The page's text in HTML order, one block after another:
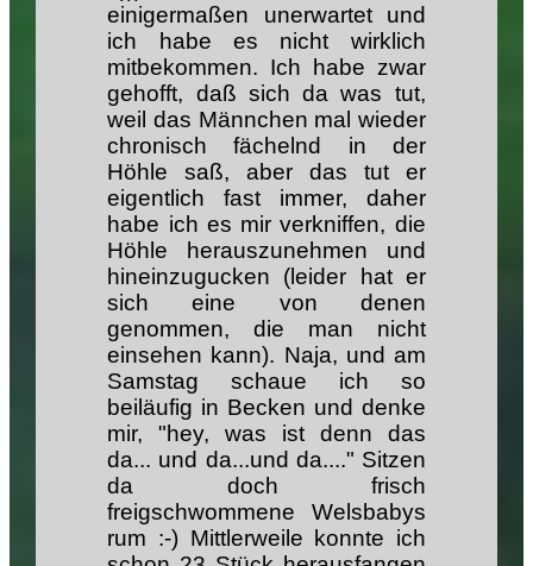
einigermaßen unerwartet und
ich habe es nicht wirklich
mitbekommen. Ich habe zwar
gehofft, daß sich da was tut,
weil das Männchen mal wieder
chronisch fächelnd in der
Höhle saß, aber das tut er
eigentlich fast immer, daher
habe ich es mir verkniffen, die
Höhle herauszunehmen und
hineinzugucken (leider hat er
sich eine von denen
genommen, die man nicht
einsehen kann). Naja, und am
Samstag schaue ich so
beiläufig in Becken und denke
mir, "hey, was ist denn das
da... und da...und da...." Sitzen
da doch frisch
freigschwommene Welsbabys
rum :-) Mittlerweile konnte ich